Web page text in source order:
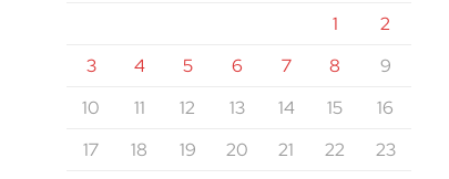
1
2
3
4 5 6 7 8
9
10
11 12 13 14 15
16
17
18 19 20 21 22
23